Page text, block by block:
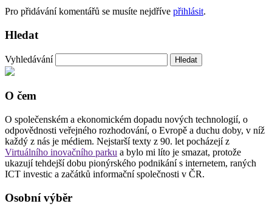
Pro přidávání komentářů se musíte nejdříve přihlásit.
Hledat
Vyhledávání
O čem
O společenském a ekonomickém dopadu nových technologií, o
odpovědnosti veřejného rozhodování, o Evropě a duchu doby, v níž
každý z nás je médiem. Nejstarší texty z 90. let pocházejí z
Virtuálního inovačního parku a bylo mi líto je smazat, protože
ukazují tehdejší dobu pionýrského podnikání s internetem, raných
ICT investic a začátků informační společnosti v ČR.
Osobní výběr